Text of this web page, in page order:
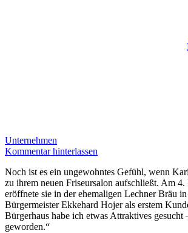
Unternehmen
Kommentar hinterlassen
Noch ist es ein ungewohntes Gefühl, wenn
zu ihrem neuen Friseursalon aufschließt. Am 4.
eröffnete sie in der ehemaligen Lechner Bräu
Bürgermeister Ekkehard Hojer als erstem
Bürgerhaus habe ich etwas Attraktives
geworden.“